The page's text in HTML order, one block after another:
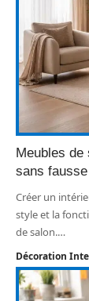
Meubles
sans
Créer un
style et la
de salon.…
Décoration